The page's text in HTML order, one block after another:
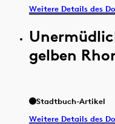
Weitere Details des
gelben
Stadtbuch-Artikel
Weitere Details des